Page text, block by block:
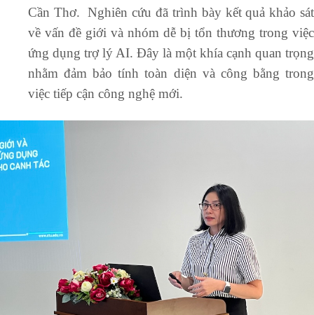
Cần Thơ. Nghiên cứu đã trình bày kết quả khảo sát
về vấn đề giới và nhóm dễ bị tổn thương trong việc
ứng dụng trợ lý AI. Đây là một khía cạnh quan trọng
nhằm đảm bảo tính toàn diện và công bằng trong
việc tiếp cận công nghệ mới.